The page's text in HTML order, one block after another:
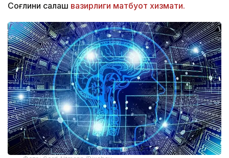
Соғлиқни сақлаш вазирлиги матбуот хизмати.